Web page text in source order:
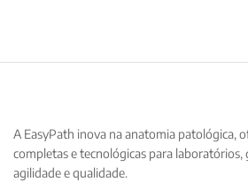
ser
do
produto
ser
do
A EasyPath inova na anatomia patológica,
completas e tecnológicas para laboratórios,
agilidade e qualidade.